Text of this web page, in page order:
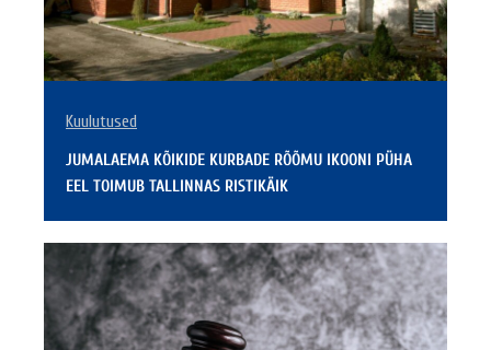
Kuulutused
JUMALAEMA KÕIKIDE KURBADE RÕÕMU IKOONI PÜHA
EEL TOIMUB TALLINNAS RISTIKÄIK